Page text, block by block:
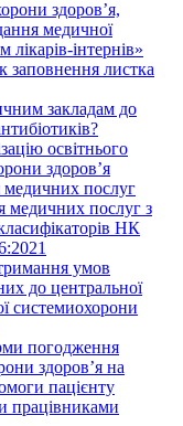
здоров’я,
медичної
лікарів-інтернів»
заповнення листка
закладам до
освітнього
здоров’я
медичних послуг
медичних послуг з
НК
умов
до центральної
системиохорони
погодження
здоров’я на
пацієнту
працівниками